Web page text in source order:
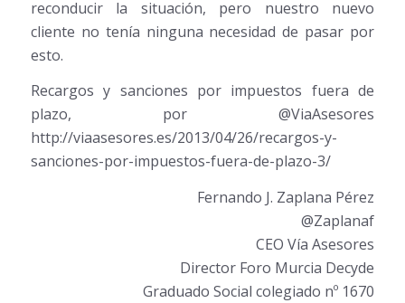
reconducir la situación, pero nuestro nuevo
cliente no tenía ninguna necesidad de pasar por
esto.
Recargos y sanciones por impuestos fuera de
plazo, por @ViaAsesores
http://viaasesores.es/2013/04/26/recargos-y-
sanciones-por-impuestos-fuera-de-plazo-3/
Fernando J. Zaplana Pérez
@Zaplanaf
CEO Vía Asesores
Director Foro Murcia Decyde
Graduado Social colegiado nº 1670